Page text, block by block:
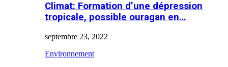
Climat: Formation d’une dépression
tropicale, possible ouragan en…
septembre 23, 2022
Environnement